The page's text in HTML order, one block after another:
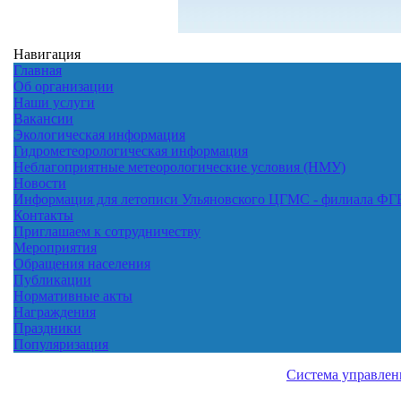
Навигация
Главная
Об организации
Наши услуги
Вакансии
Экологическая информация
Гидрометеорологическая информация
Неблагоприятные метеорологические условия (НМУ)
Новости
Информация для летописи Ульяновского ЦГМС - филиала
Контакты
Приглашаем к сотрудничеству
Мероприятия
Обращения населения
Публикации
Нормативные акты
Награждения
Праздники
Популяризация
Система